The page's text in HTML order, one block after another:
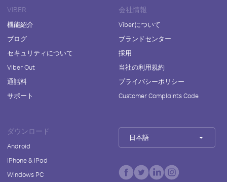
VIBER
機能紹介
ブログ
セキュリティについて
Viber Out
通話料
サポート
会社情報
Viberについて
ブランドセンター
採用
当社の利用規約
プライバシーポリシー
Customer Complaints Code
ダウンロード
Android
iPhone & iPad
Windows PC
日本語